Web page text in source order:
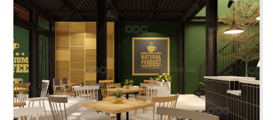
35
NÓC NHÀ
Quán nhậu
36
ĐẠI ĐƯỜNG TRÂN TUYỂN
Nhà hàng Hoa